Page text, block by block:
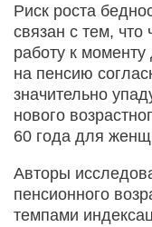
Риск роста
связан с тем, что
работу к
на пенсию
значительно
нового
60 года для
Авторы
пенсионного
темпами